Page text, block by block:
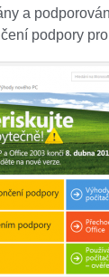
a
podpory